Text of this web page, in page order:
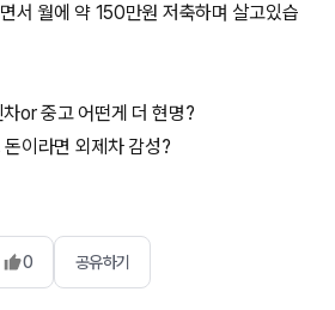
서 월에 약 150만원 저축하며 살고있습
or 중고 어떤게 더 현명?
이라면 외제차 감성?
0 공유하기